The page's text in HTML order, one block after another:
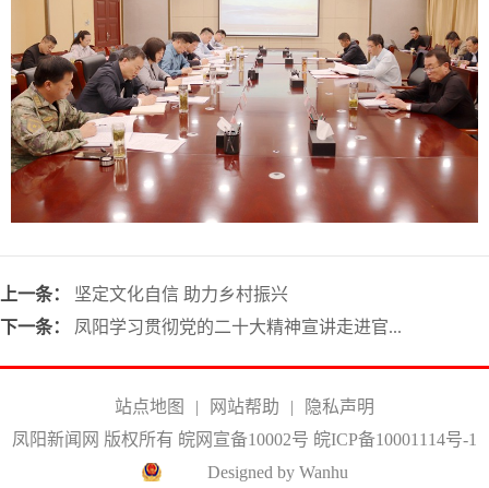
上一条：
坚定文化自信 助力乡村振兴
下一条：
凤阳学习贯彻党的二十大精神宣讲走进官...
站点地图 | 网站帮助 |
隐私声明
凤阳新闻网 版权所有 皖网宣备10002号 皖ICP备10001114号-1
Designed by Wanhu